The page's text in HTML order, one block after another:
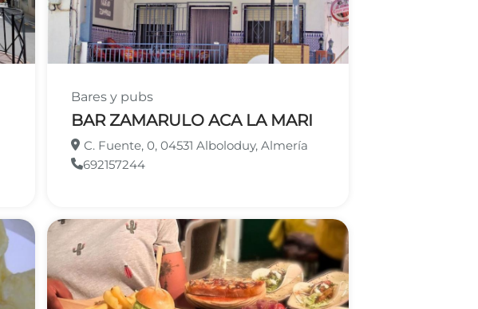
Bares y pubs
BAR ZAMARULO ACA LA MARI
C. Fuente, 0, 04531 Alboloduy, Almería
692157244